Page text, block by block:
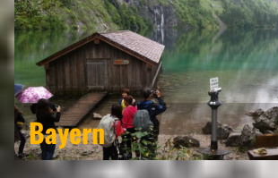
REISEMAGAZINE
THEMEN
ANGEBOTE
Bayern